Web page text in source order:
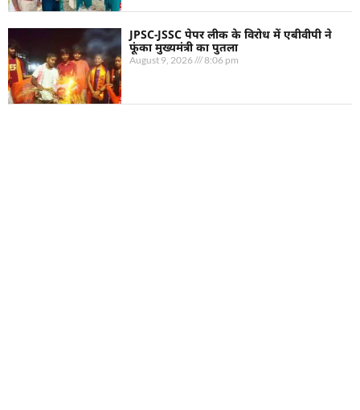
JPSC-JSSC पेपर लीक के विरोध में एबीवीपी ने
फूंका मुख्यमंत्री का पुतला
August 9, 2026 8:06 pm